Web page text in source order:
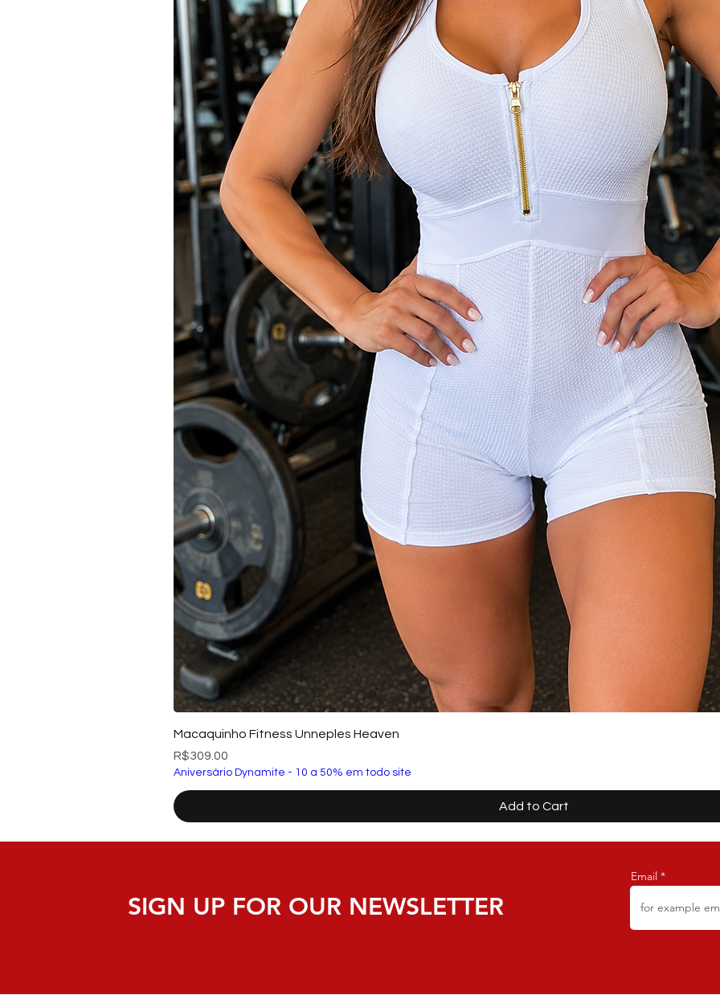
Macaquinho Fitness Unneples Heaven
Price
R$309.00
Aniversário Dynamite - 10 a 50% em todo site
Add to Cart
SIGN UP FOR OUR NEWSLETTER
Email